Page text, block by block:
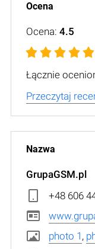
Ocena: 4.5
Łącznie
Przeczytaj
GrupaGSM.pl
+48 606
photo 1 ,